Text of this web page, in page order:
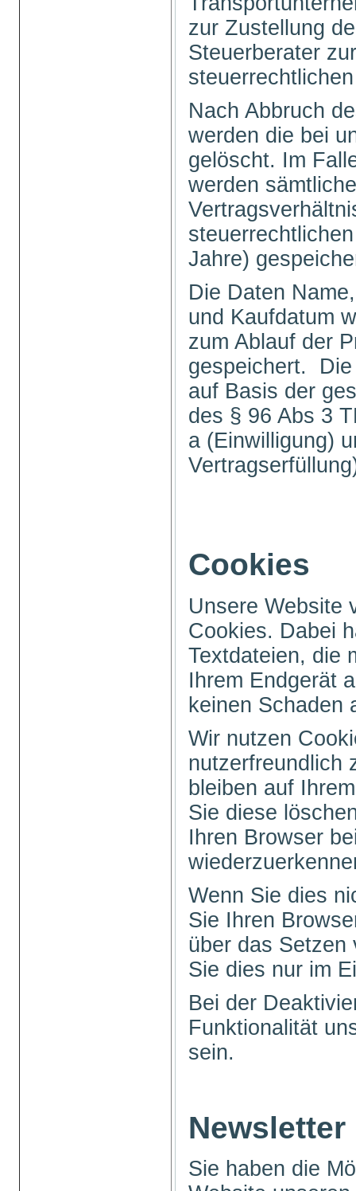
zur Zustellung
Steuerberater
Nach Abbruch
werden die bei
gelöscht. Im
werden
Jahre)
Die Daten
und Kaufdatum
zum Ablauf der
gespeichert.
auf Basis der
des § 96 Abs 3
a (Einwilligung)
Cookies
Unsere Website
Cookies. Dabei
Textdateien, die
Ihrem Endgerät
keinen Schaden
Wir nutzen
nutzerfreundlich
bleiben auf
Sie diese
Ihren Browser
Wenn Sie dies
Sie Ihren
über das Setzen
Sie dies nur im
Bei der
Funktionalität
sein.
Newsletter
Sie haben die